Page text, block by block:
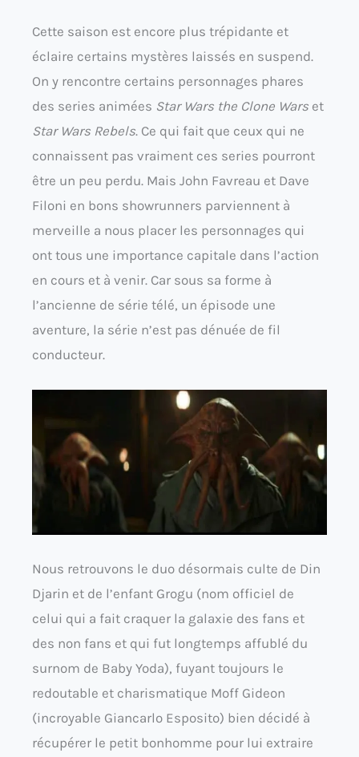
Cette saison est encore plus trépidante et
éclaire certains mystères laissés en suspend.
On y rencontre certains personnages phares
des series animées Star Wars the Clone Wars et
Star Wars Rebels. Ce qui fait que ceux qui ne
connaissent pas vraiment ces series pourront
être un peu perdu. Mais John Favreau et Dave
Filoni en bons showrunners parviennent à
merveille a nous placer les personnages qui
ont tous une importance capitale dans l’action
en cours et à venir. Car sous sa forme à
l’ancienne de série télé, un épisode une
aventure, la série n’est pas dénuée de fil
conducteur.
Nous retrouvons le duo désormais culte de Din
Djarin et de l’enfant Grogu (nom officiel de
celui qui a fait craquer la galaxie des fans et
des non fans et qui fut longtemps affublé du
surnom de Baby Yoda), fuyant toujours le
redoutable et charismatique Moff Gideon
(incroyable Giancarlo Esposito) bien décidé à
récupérer le petit bonhomme pour lui extraire